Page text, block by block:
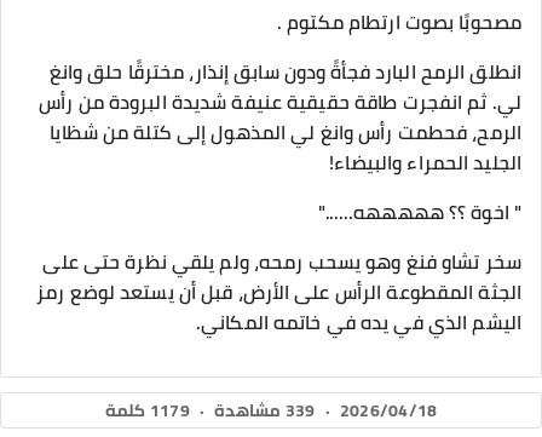
مصحوبًا بصوت ارتطام مكتوم .
انطلق الرمح البارد فجأةً ودون سابق إنذار، مخترقًا حلق وانغ
لي. ثم انفجرت طاقة حقيقية عنيفة شديدة البرودة من رأس
الرمح، فحطمت رأس وانغ لي المذهول إلى كتلة من شظايا
الجليد الحمراء والبيضاء!
" اخوة ؟؟ هههههه......"
سخر تشاو فنغ وهو يسحب رمحه، ولم يلقي نظرة حتى على
الجثة المقطوعة الرأس على الأرض، قبل أن يستعد لوضع رمز
اليشم الذي في يده في خاتمه المكاني.
2026/04/18
· 339 مشاهدة · 1179 كلمة